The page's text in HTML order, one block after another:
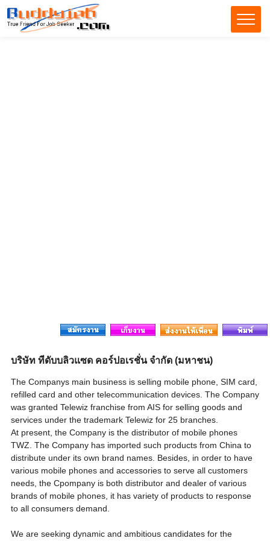
บริษัท ทีดับบลิวแซด คอร์ปอเรชั่น จำกัด (มหาชน)
The Companys main business is selling mobile phone, SIM card,
refilled card and other telecommunication devices. The Company
was granted Telewiz franchise from AIS for selling goods and
services under the trademark Telewiz for 25 branches.
At present, the Company is the distributor of mobile phones
TWZ. The Company has imported such products from China to
distribute under its own brand names. Besides, in order to have
various mobile phones and accessories to serve all customers
needs, the Cpompany is both distributor and dealer of various
brands of mobile phones, it has variety of products to response
to all consumers demand.
We are seeking dynamic and ambitious candidates for the